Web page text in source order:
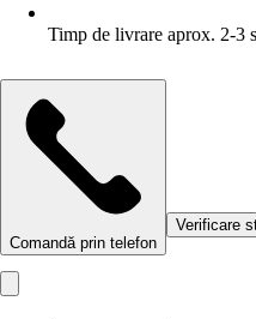
Timp de livrare aprox. 2-3
Comandă prin telefon
Verificare